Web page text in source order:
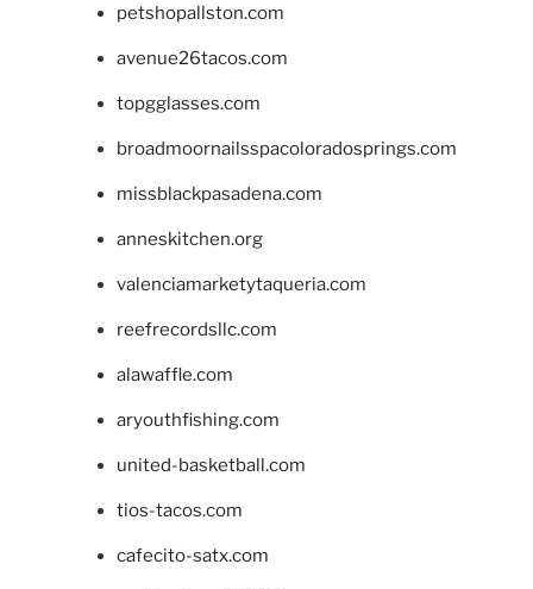
petshopallston.com
avenue26tacos.com
topgglasses.com
broadmoornailsspacoloradosprings.com
missblackpasadena.com
anneskitchen.org
valenciamarketytaqueria.com
reefrecordsllc.com
alawaffle.com
aryouthfishing.com
united-basketball.com
tios-tacos.com
cafecito-satx.com